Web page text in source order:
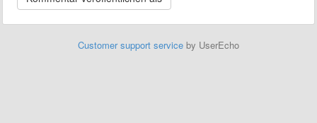
Customer support service by UserEcho